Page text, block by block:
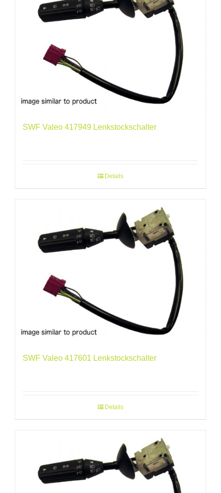
SWF Valeo 417949 Lenkstockschalter
Details
SWF Valeo 417601 Lenkstockschalter
Details